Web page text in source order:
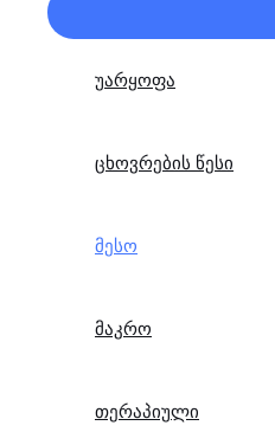
უარყოფა
ცხოვრების წესი
მესო
მაკრო
თერაპიული